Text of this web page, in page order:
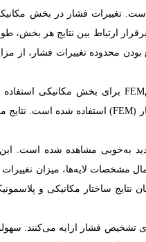
تغییرات فشار در بخش
برقرار ارتباط بین نتایج هر بخش،
بودن محدوده تغییرات فشار، از
FEM برای بخش مکانیکی
(
FEM) استفاده شده است. نتایج
به‌خوبی مشاهده شده است. این
با اعمال مشخصات لایه‌ها، میزان
نتایج ساختار مکانیکی و
تشخیص فشار ارایه می‌کنند.